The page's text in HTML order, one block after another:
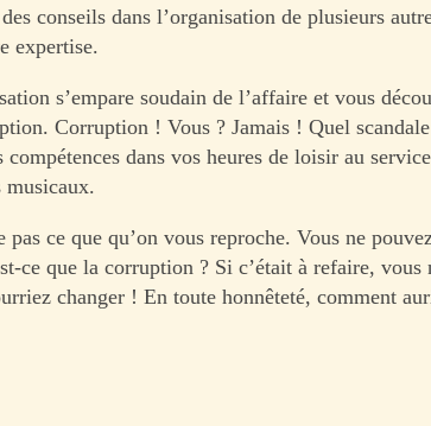
conseils dans l’organisation de plusieurs
expertise.
s’empare soudain de l’affaire et vous
Corruption ! Vous ? Jamais ! Quel
dans vos heures de loisir au
musicaux.
pas ce que qu’on vous reproche. Vous ne
ce que la corruption ? Si c’était à refaire, vous
changer ! En toute honnêteté, comment